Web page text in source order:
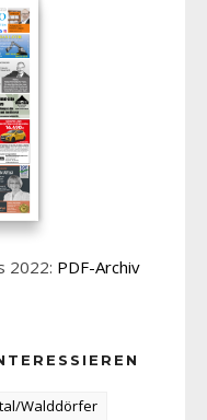
2022: PDF-Archiv
Walddörfer